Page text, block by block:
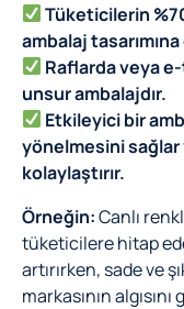
Tüketicilerin
ambalaj
Raflarda veya
unsur ambalajdır.
Etkileyici bir
yönelmesini sağlar
kolaylaştırır.
Örneğin:Canlı
tüketicilere hitap
artırırken, sade ve
markasının